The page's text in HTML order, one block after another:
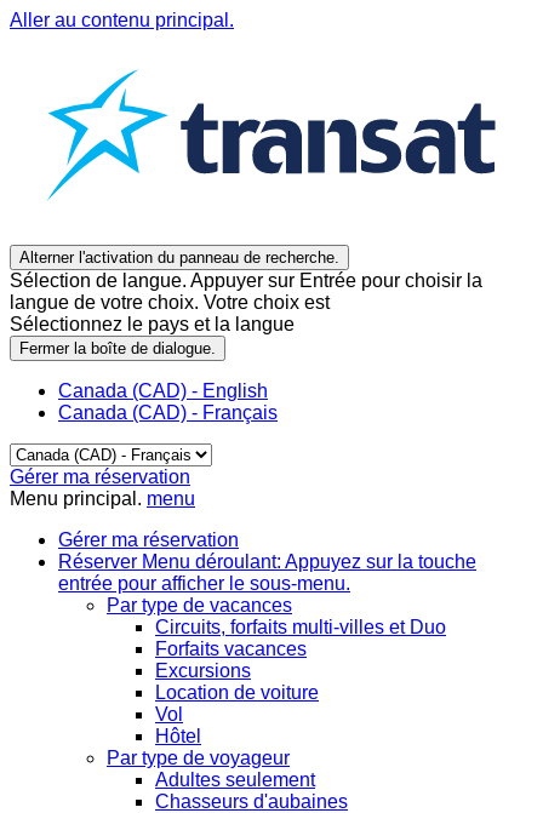
Aller au contenu principal.
Alterner l'activation du panneau de recherche.
Sélection de langue. Appuyer sur Entrée pour choisir la
langue de votre choix. Votre choix est
Sélectionnez le pays et la langue
Fermer la boîte de dialogue.
Canada (CAD) - English
Canada (CAD) - Français
Gérer ma réservation
Menu principal. menu
Gérer ma réservation
Réserver Menu déroulant: Appuyez sur la touche
entrée pour afficher le sous-menu.
Par type de vacances
Circuits, forfaits multi-villes et Duo
Forfaits vacances
Excursions
Location de voiture
Vol
Hôtel
Par type de voyageur
Adultes seulement
Chasseurs d'aubaines